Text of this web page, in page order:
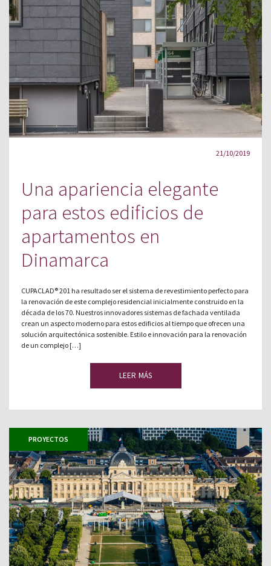
21/10/2019
Una apariencia elegante
para estos edificios de
apartamentos en
Dinamarca
CUPACLAD® 201 ha resultado ser el sistema de revestimiento perfecto para
la renovación de este complejo residencial inicialmente construido en la
década de los 70. Nuestros innovadores sistemas de fachada ventilada
crean un aspecto moderno para estos edificios al tiempo que ofrecen una
solución arquitectónica sostenible. Estilo e innovación para la renovación
de un complejo […]
LEER MÁS
PROYECTOS